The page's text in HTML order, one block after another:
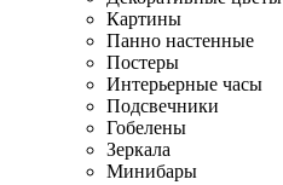
Картины
Панно настенные
Постеры
Интерьерные часы
Подсвечники
Гобелены
Зеркала
Минибары